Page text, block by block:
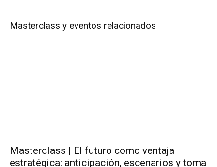
Masterclass y eventos relacionados
Masterclass | El futuro como ventaja
estratégica: anticipación, escenarios y toma